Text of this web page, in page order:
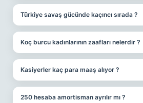
Türkiye savaş gücünde kaçıncı sırada ?
Koç burcu kadınlarının zaafları nelerdir ?
Kasiyerler kaç para maaş alıyor ?
250 hesaba amortisman ayrılır mı ?